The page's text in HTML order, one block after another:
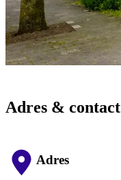
Adres & contact
Adres